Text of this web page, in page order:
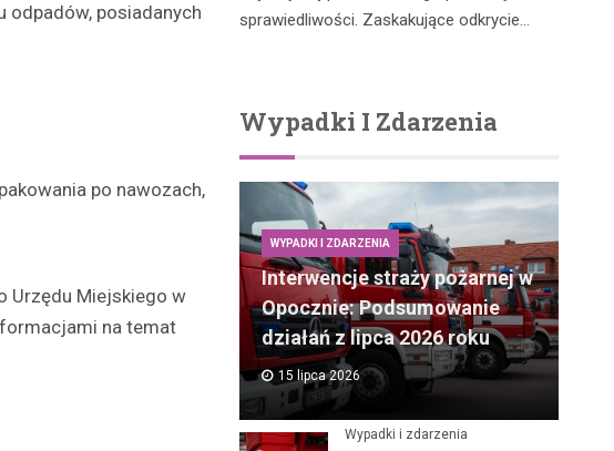
odpadów, posiadanych
po nawozach,
Urzędu Miejskiego w
na temat
kierujący potrącił
sprawiedliwości. Zaskakujące odkrycie…
Wypadki I Zdarzenia
WYPADKI I ZDARZENIA
Interwencje straży pożarnej w
Opocznie: Podsumowanie
działań z lipca 2026 roku
15 lipca 2026
Wypadki i zdarzenia